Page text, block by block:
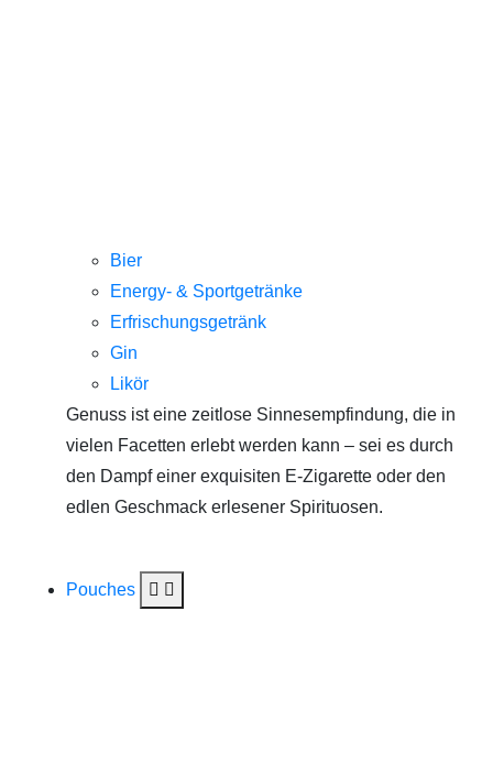
Bier
Energy- & Sportgetränke
Erfrischungsgetränk
Gin
Likör
Genuss ist eine zeitlose Sinnesempfindung, die in
vielen Facetten erlebt werden kann – sei es durch
den Dampf einer exquisiten E-Zigarette oder den
edlen Geschmack erlesener Spirituosen.
Pouches